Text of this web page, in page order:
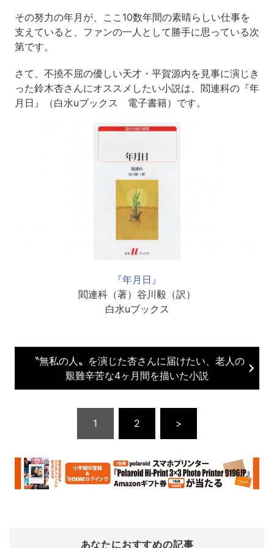
その努力の年月が、ここ10数年間の素晴らしい仕事を
支えていると、ファンの一人として勝手に思っている次
第です。
さて、不撓不屈の優しい天才・平賀源内を見事に演じき
った鈴木杏さんにオススメしたい小説は、閻連科の『年
月日』（白水uブックス 電子書籍）です。
『年月日』
閻連科（著）谷川毅（訳）
白水uブックス
〝無私の人〟を演じた杏さんに届けたい、老人の
艱難辛苦な4ヶ月間を描いた小説
1 2 >
あなたにおすすめの記事